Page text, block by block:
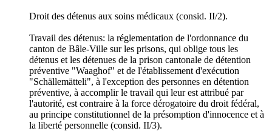
Droit des détenus aux soins médicaux (consid. II/2).
Travail des détenus: la réglementation de l'ordonnance du
canton de Bâle-Ville sur les prisons, qui oblige tous les
détenus et les détenues de la prison cantonale de détention
préventive "Waaghof" et de l'établissement d'exécution
"Schällemätteli", à l'exception des personnes en détention
préventive, à accomplir le travail qui leur est attribué par
l'autorité, est contraire à la force dérogatoire du droit fédéral,
au principe constitutionnel de la présomption d'innocence et à
la liberté personnelle (consid. II/3).